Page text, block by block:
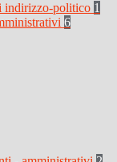
indirizzo-politico 1
6